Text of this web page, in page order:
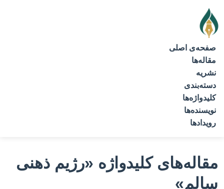
صفحه‌ی اصلی
مقاله‌ها
نشریه
دسته‌بندی
کلیدواژه‌ها
نویسنده‌ها
رویدادها
مقاله‌های کلیدواژه «رژیم ذهنی
سالم»